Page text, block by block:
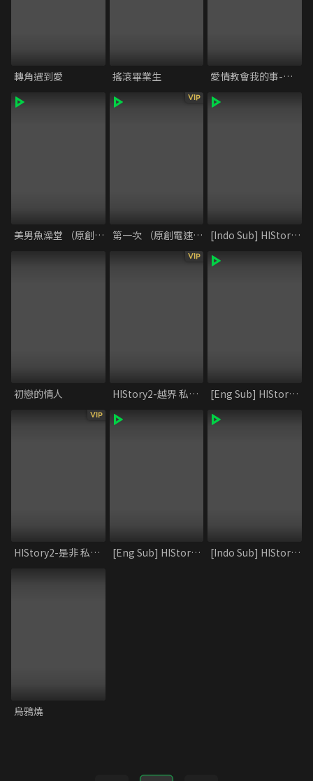
轉角遇到愛 搖滾畢業生 愛情教會我的事-秘密情人
美男魚澡堂 （原創電速劇）
VIP
第一次 （原創電速劇） [Indo Sub] HIStory2_Shi and Fei
初戀的情人
VIP
HIStory2-越界 私藏花絮 [Eng Sub] HIStory2_Crossing the Line
VIP
HIStory2-是非 私藏花絮 [Eng Sub] HIStory2_Shi and Fei [Indo Sub] HIStory2_Crossing the Line
烏鴉燒